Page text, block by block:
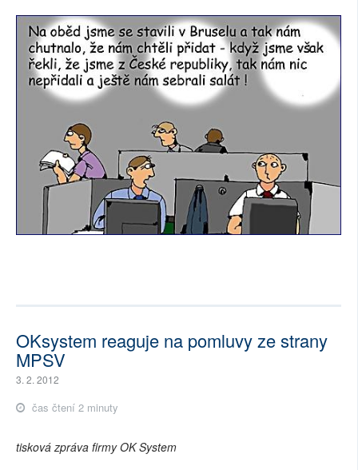
OKsystem reaguje na pomluvy ze strany
MPSV
3. 2. 2012
čas čtení 2 minuty
tisková zpráva firmy OK System